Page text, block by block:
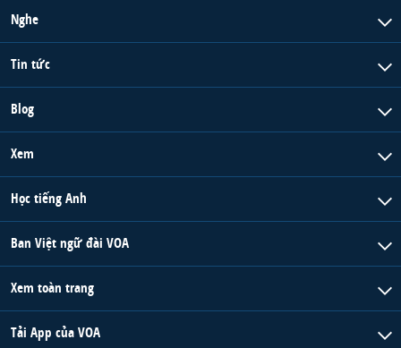
Nghe
Tin tức
Blog
Xem
Học tiếng Anh
Ban Việt ngữ đài VOA
Xem toàn trang
Tải App của VOA